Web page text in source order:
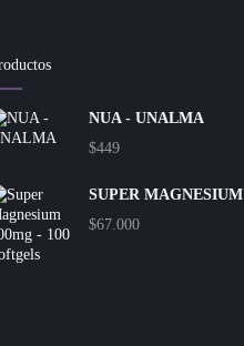
NUA - UNALMA
$449
SUPER MAGNESIUM
$67.000